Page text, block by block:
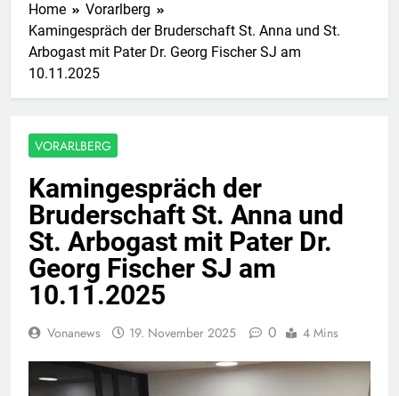
Home
Vorarlberg
Kamingespräch der Bruderschaft St. Anna und St.
Arbogast mit Pater Dr. Georg Fischer SJ am
10.11.2025
VORARLBERG
Kamingespräch der
Bruderschaft St. Anna und
St. Arbogast mit Pater Dr.
Georg Fischer SJ am
10.11.2025
Vonanews 19. November 2025 0 4 Mins